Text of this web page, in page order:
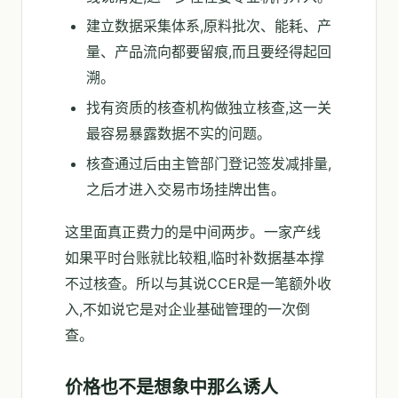
建立数据采集体系,原料批次、能耗、产
量、产品流向都要留痕,而且要经得起回
溯。
找有资质的核查机构做独立核查,这一关
最容易暴露数据不实的问题。
核查通过后由主管部门登记签发减排量,
之后才进入交易市场挂牌出售。
这里面真正费力的是中间两步。一家产线
如果平时台账就比较粗,临时补数据基本撑
不过核查。所以与其说CCER是一笔额外收
入,不如说它是对企业基础管理的一次倒
查。
价格也不是想象中那么诱人